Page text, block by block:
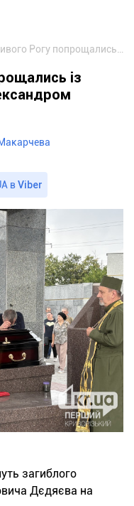
Жителі Кривого Рогу попрощались із загиблим оборонцем Олександром Дєдяєвим
із
вViber
загиблого
Дєдяєва на